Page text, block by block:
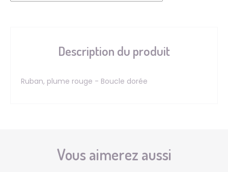
Description du produit
Ruban, plume rouge - Boucle dorée
Vous aimerez aussi